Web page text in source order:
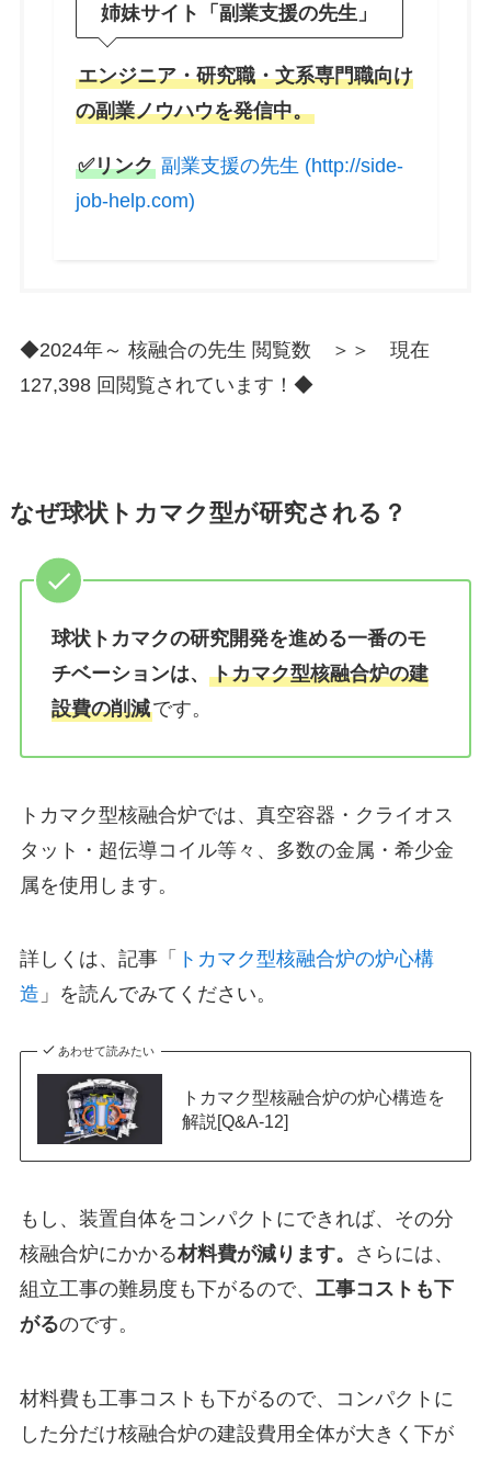
姉妹サイト「副業支援の先生」
エンジニア・研究職・文系専門職向け
の副業ノウハウを発信中。
✅リンク 副業支援の先生 (http://side-
job-help.com)
◆2024年～ 核融合の先生 閲覧数 ＞＞ 現在
127,398 回閲覧されています！◆
なぜ球状トカマク型が研究される？
球状トカマクの研究開発を進める一番のモ
チベーションは、 トカマク型核融合炉の建
設費の削減です。
トカマク型核融合炉では、真空容器・クライオス
タット・超伝導コイル等々、多数の金属・希少金
属を使用します。
詳しくは、記事「
トカマク型核融合炉の炉心構
造 」を読んでみてください。
あわせて読みたい
トカマク型核融合炉の炉心構造を
解説[Q&A-12]
もし、装置自体をコンパクトにできれば、その分
核融合炉にかかる材料費が減ります。
さらには、
組立工事の難易度も下がるので、 工事コストも下
がるのです。
材料費も工事コストも下がるので、コンパクトに
した分だけ核融合炉の建設費用全体が大きく下が